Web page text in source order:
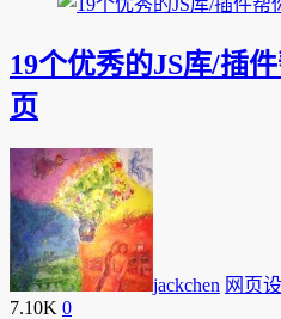
19个优秀的JS库/插
页
jackchen 网页
7.10K 0